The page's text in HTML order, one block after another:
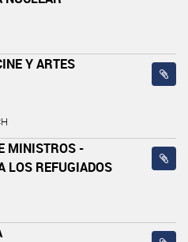
Y ARTES
MINISTROS -
LOS REFUGIADOS